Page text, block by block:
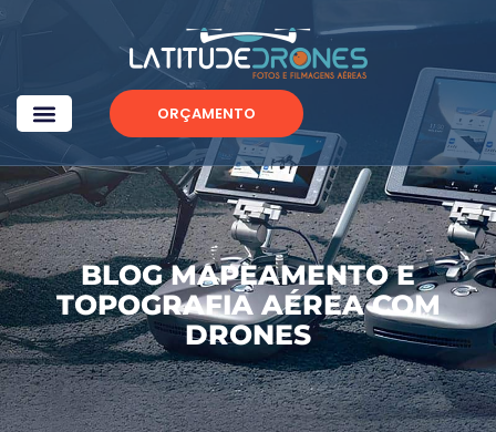
ORÇAMENTO
BLOG MAPEAMENTO E
TOPOGRAFIA AÉREA COM
DRONES